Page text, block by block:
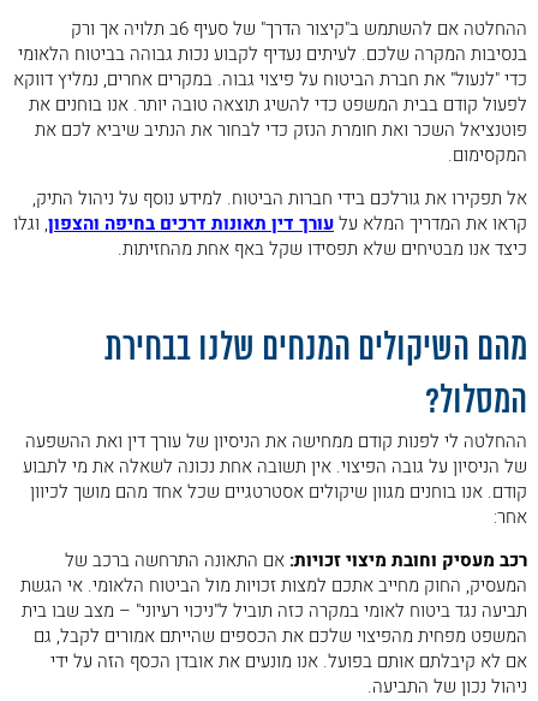
ההחלטה אם להשתמש ב"קיצור הדרך" של סעיף 6ב תלויה אך ורק
בנסיבות המקרה שלכם. לעיתים נעדיף לקבוע נכות גבוהה בביטוח הלאומי
כדי "לנעול" את חברת הביטוח על פיצוי גבוה. במקרים אחרים, נמליץ דווקא
לפעול קודם בבית המשפט כדי להשיג תוצאה טובה יותר. אנו בוחנים את
פוטנציאל השכר ואת חומרת הנזק כדי לבחור את הנתיב שיביא לכם את
המקסימום.
אל תפקירו את גורלכם בידי חברות הביטוח. למידע נוסף על ניהול התיק,
קראו את המדריך המלא עלעורך דין תאונות דרכים בחיפה והצפון, וגלו
כיצד אנו מבטיחים שלא תפסידו שקל באף אחת מהחזיתות.
מהם השיקולים המנחים שלנו בבחירת
המסלול?
ההחלטה לי לפנות קודם ממחישה את הניסיון של עורך דין ואת ההשפעה
של הניסיון על גובה הפיצוי. אין תשובה אחת נכונה לשאלה את מי לתבוע
קודם. אנו בוחנים מגוון שיקולים אסטרטגיים שכל אחד מהם מושך לכיוון
אחר:
רכב מעסיק וחובת מיצוי זכויות: אם התאונה התרחשה ברכב של
המעסיק, החוק מחייב אתכם למצות זכויות מול הביטוח הלאומי. אי הגשת
תביעה נגד ביטוח לאומי במקרה כזה תוביל ל"ניכוי רעיוני" – מצב שבו בית
המשפט מפחית מהפיצוי שלכם את הכספים שהייתם אמורים לקבל, גם
אם לא קיבלתם אותם בפועל. אנו מונעים את אובדן הכסף הזה על ידי
ניהול נכון של התביעה.